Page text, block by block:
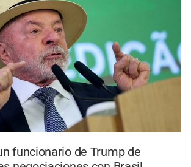
funcionario de Trump de